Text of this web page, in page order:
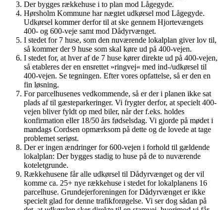
Der bygges rækkehuse i to plan mod Lågegyde.
Hørsholm Kommune har nægtet udkørsel mod Lågegyde.
Udkørsel kommer derfor til at ske gennem Hjortevængets
400- og 600-veje samt mod Dådyrvænget.
I stedet for 7 huse, som den nuværende lokalplan giver lov til,
så kommer der 9 huse som skal køre ud på 400-vejen.
I stedet for, at hver af de 7 huse kører direkte ud på 400-vejen,
så etableres der en ensrettet »ringvej« med ind-/udkørsel til
400-vejen. Se tegningen. Efter vores opfattelse, så er den en
fin løsning.
For parcelhusenes vedkommende, så er der i planen ikke sat
plads af til gæsteparkeringer. Vi frygter derfor, at specielt 400-
vejen bliver fyldt op med biler, når der f.eks. holdes
konfirmation eller 18/50 års fødselsdag. Vi gjorde på mødet i
mandags Cordsen opmærksom på dette og de lovede at tage
problemet seriøst.
Der er ingen ændringer for 600-vejen i forhold til gældende
lokalplan: Der bygges stadig to huse på de to nuværende
koteletgrunde.
Rækkehusene får alle udkørsel til Dådyrvænget og der vil
komme ca. 25+ nye rækkehuse i stedet for lokalplanens 16
parcelhuse. Grundejerforeningen for Dådyrvænget er ikke
specielt glad for denne trafikforøgelse. Vi ser dog sådan på